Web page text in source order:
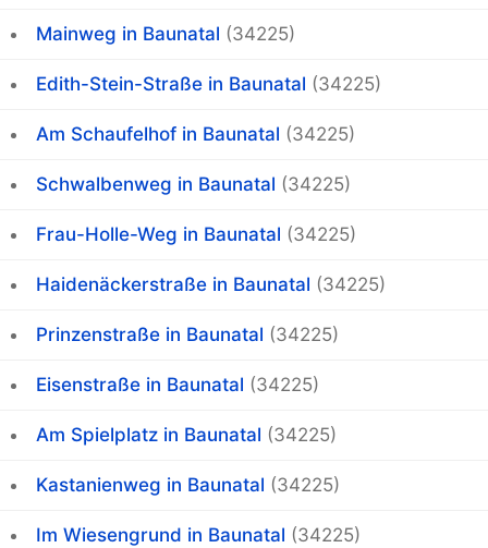
Mainweg in Baunatal (34225)
Edith-Stein-Straße in Baunatal (34225)
Am Schaufelhof in Baunatal (34225)
Schwalbenweg in Baunatal (34225)
Frau-Holle-Weg in Baunatal (34225)
Haidenäckerstraße in Baunatal (34225)
Prinzenstraße in Baunatal (34225)
Eisenstraße in Baunatal (34225)
Am Spielplatz in Baunatal (34225)
Kastanienweg in Baunatal (34225)
Im Wiesengrund in Baunatal (34225)